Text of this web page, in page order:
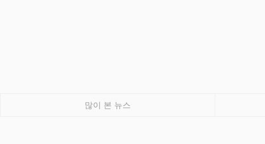
많이 본 뉴스